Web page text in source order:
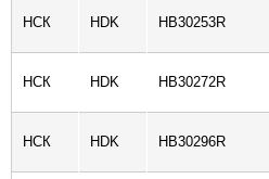
НСК HDK HB30253R
НСК HDK HB30272R
НСК HDK HB30296R